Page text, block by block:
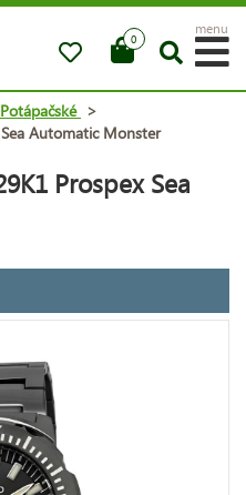
0
menu
Potápačské >
Automatic Monster
Prospex Sea